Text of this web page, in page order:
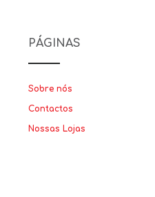
PÁGINAS
Sobre nós
Contactos
Nossas Lojas